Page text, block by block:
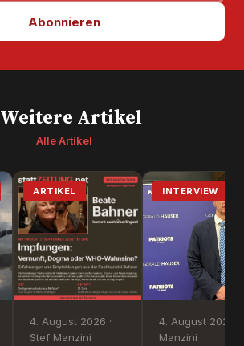
Abonnieren
Weitere Artikel
Alle Artikel
ARTIKEL
4. August 2026 ·
Stef Manzini
INTERVIEW
4. August 2026 ·
Manzini